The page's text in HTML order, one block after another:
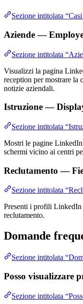
Sezione intitolata “Casi
Aziende —
Sezione intitolata
Visualizzi la pagina
reception per mostrare la
notizie aziendali.
Istruzione —
Sezione intitolata
Mostri le pagine
schermi vicino ai centri
Reclutamento —
Sezione intitolata
Presenti i profili LinkedIn
reclutamento.
Domande
Sezione intitolata
Posso visualizzare
Sezione intitolata